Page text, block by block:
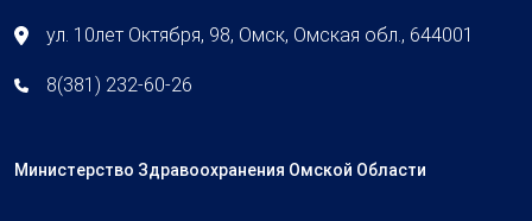
ул. 10лет Октября, 98, Омск, Омская обл., 644001
8(381) 232-60-26
Министерство Здравоохранения Омской Области